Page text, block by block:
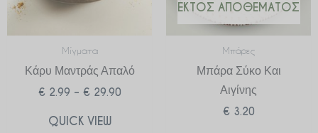
Μίγματα
Κάρυ Μαντράς Απαλό
€ 2.99 – € 29.90
QUICK VIEW
ΕΚΤΌΣ ΑΠΟΘΈΜΑΤΟΣ
Μπάρες
Μπάρα Σύκο Και
Αιγίνης
€ 3.20